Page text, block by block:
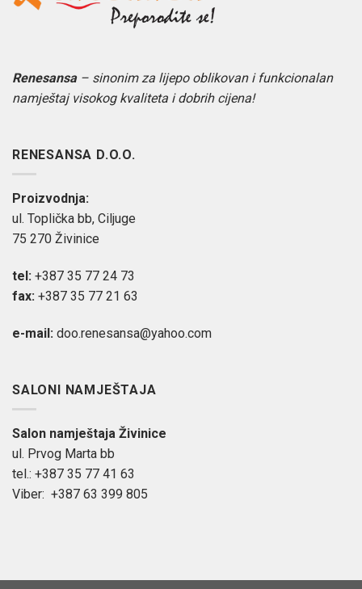
Renesansa– sinonim za lijepo oblikovan i funkcionalan
namještaj visokog kvaliteta i dobrih cijena!
RENESANSA D.O.O.
Proizvodnja:
ul. Toplička bb, Ciljuge
75 270 Živinice
tel: +387 35 77 24 73
fax: +387 35 77 21 63
e-mail: doo.renesansa@yahoo.com
SALONI NAMJEŠTAJA
Salon namještaja Živinice
ul. Prvog Marta bb
tel.: +387 35 77 41 63
Viber: +387 63 399 805